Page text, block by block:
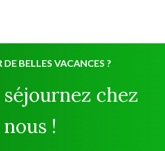
DE BELLES VACANCES ?
chez
nous !